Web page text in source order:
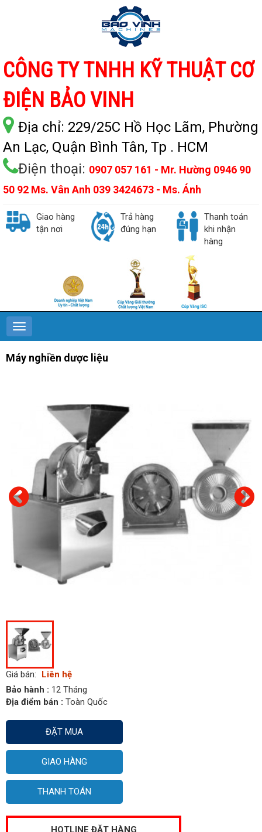
CÔNG TY TNHH KỸ THUẬT CƠ
ĐIỆN BẢO VINH
Địa chỉ: 229/25C Hồ Học Lãm, Phường
An Lạc, Quận Bình Tân, Tp . HCM
Điện thoại: 0907 057 161 - Mr. Hường 0946 90
50 92 Ms. Vân Anh 039 3424673 - Ms. Ánh
Giao hàng
tận nơi
Trả hàng
đúng hạn
Thanh toán
khi nhận
hàng
Máy nghiền dược liệu
Giá bán:
Liên hệ
Bảo hành : 12 Tháng
Địa điểm bán : Toàn Quốc
ĐẶT MUA
GIAO HÀNG
THANH TOÁN
HOTLINE ĐẶT HÀNG